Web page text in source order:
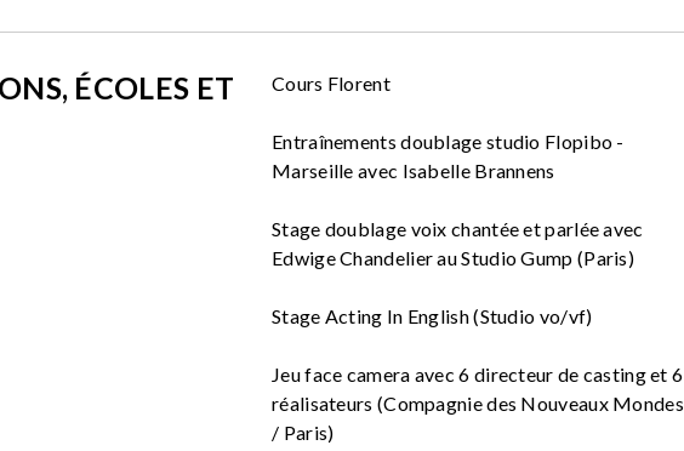
ÉCOLES ET
Cours Florent
Entraînements doublage studio Flopibo -
Marseille avec Isabelle Brannens
Stage doublage voix chantée et parlée avec
Edwige Chandelier au Studio Gump (Paris)
Stage Acting In English (Studio vo/vf)
Jeu face camera avec 6 directeur de casting et 6
réalisateurs (Compagnie des Nouveaux Mondes
/ Paris)